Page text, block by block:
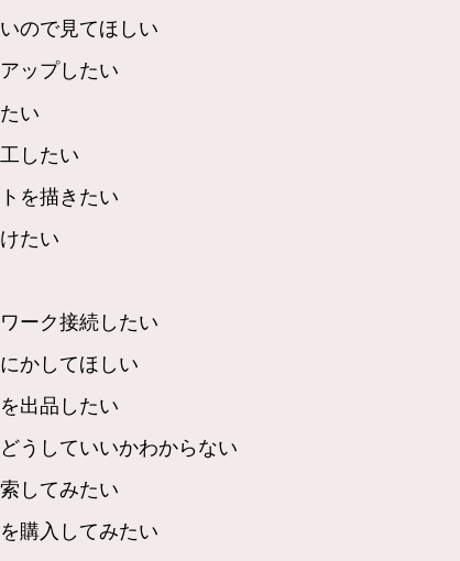
ので見てほしい
ップしたい
い
したい
を描きたい
たい
ーク接続したい
かしてほしい
出品したい
うしていいかわからない
してみたい
購入してみたい